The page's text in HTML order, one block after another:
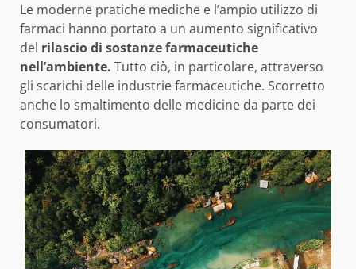
Le moderne pratiche mediche e l’ampio utilizzo di
farmaci hanno portato a un aumento significativo
del rilascio di sostanze farmaceutiche
nell’ambiente. Tutto ciò, in particolare, attraverso
gli scarichi delle industrie farmaceutiche. Scorretto
anche lo smaltimento delle medicine da parte dei
consumatori.